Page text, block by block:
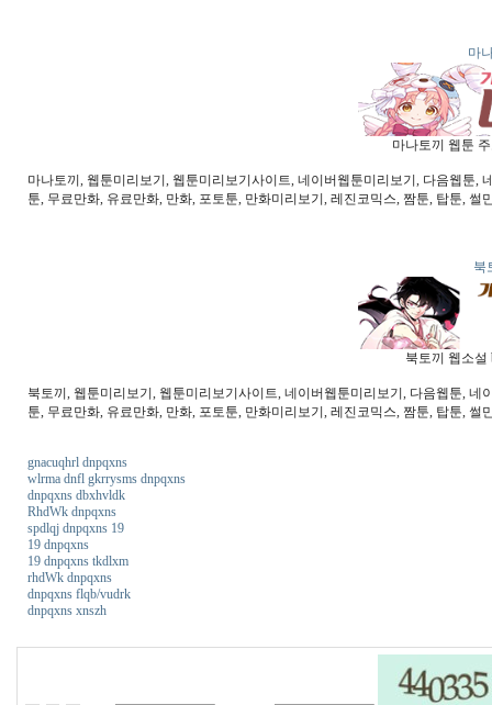
마
마나토끼 웹툰
마나토끼, 웹툰미리보기, 웹툰미리보기사이트, 네이버웹툰미리보기, 다음웹툰,
툰, 무료만화, 유료만화, 만화, 포토툰, 만화미리보기, 레진코믹스, 짬툰, 탑툰, 썰
북
북토끼 웹소설
북토끼, 웹툰미리보기, 웹툰미리보기사이트, 네이버웹툰미리보기, 다음웹툰,
툰, 무료만화, 유료만화, 만화, 포토툰, 만화미리보기, 레진코믹스, 짬툰, 탑툰, 썰
gnacuqhrl dnpqxns
wlrma dnfl gkrrysms dnpqxns
dnpqxns dbxhvldk
RhdWk dnpqxns
spdlqj dnpqxns 19
19 dnpqxns
19 dnpqxns tkdlxm
rhdWk dnpqxns
dnpqxns flqb/vudrk
dnpqxns xnszh